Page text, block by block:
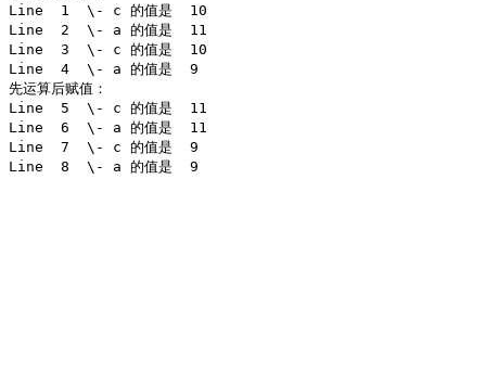
Line  1  \- c 的值是  10
Line  2  \- a 的值是  11
Line  3  \- c 的值是  10
Line  4  \- a 的值是  9
先运算后赋值：
Line  5  \- c 的值是  11
Line  6  \- a 的值是  11
Line  7  \- c 的值是  9